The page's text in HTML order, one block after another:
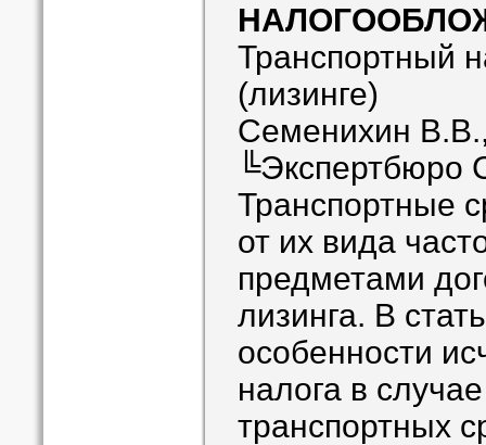
Транспортный
(лизинге)
Семенихин
╚Экспертбюро
Транспортные
от их вида
предметами
лизинга. В
особенности
налога в
транспортных